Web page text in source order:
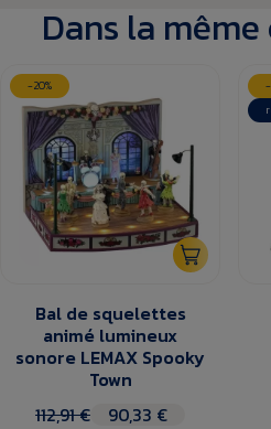
Dans la
-20%
Bal de squelettes
animé lumineux
sonore LEMAX Spooky
Town
112,91 €
90,33 €